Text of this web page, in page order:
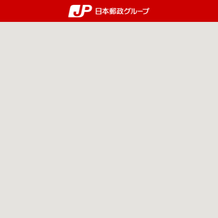
郵便局・日本郵政グループ